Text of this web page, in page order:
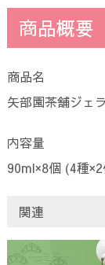
商品概要
商品名
矢部園茶舗ジェ
内容量
90ml×8個 (4種
関連